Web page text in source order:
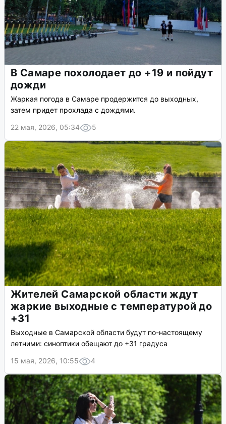
В Самаре похолодает до +19 и пойдут
дожди
Жаркая погода в Самаре продержится до выходных,
затем придет прохлада с дождями.
22 мая, 2026, 05:34
5
Жителей Самарской области ждут
жаркие выходные с температурой до
+31
Выходные в Самарской области будут по-настоящему
летними: синоптики обещают до +31 градуса
15 мая, 2026, 10:55
4